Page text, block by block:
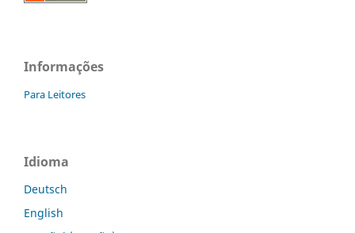
Informações
Para Leitores
Idioma
Deutsch
English